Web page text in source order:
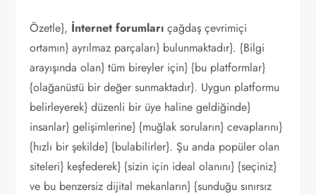
Özetle}, İnternet forumları çağdaş çevrimiçi
ortamın} ayrılmaz parçaları} bulunmaktadır}. {Bilgi
arayışında olan} tüm bireyler için} {bu platformlar}
{olağanüstü bir değer sunmaktadır}. Uygun platformu
belirleyerek} düzenli bir üye haline geldiğinde}
insanlar} gelişimlerine} {muğlak soruların} cevaplarını}
{hızlı bir şekilde} {bulabilirler}. Şu anda popüler olan
siteleri} keşfederek} {sizin için ideal olanını} {seçiniz}
ve bu benzersiz dijital mekanların} {sunduğu sınırsız